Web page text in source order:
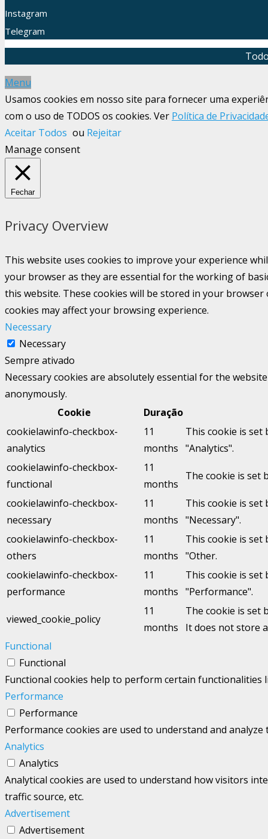
Instagram
Telegram
Menu
Usamos cookies em nosso site para fornecer uma
com o uso de TODOS os cookies. Ver Política de
Aceitar Todos ou Rejeitar
Manage consent
Fechar
Privacy Overview
This website uses cookies to improve your experience
your browser as they are essential for the working of
this website. These cookies will be stored in your
cookies may affect your browsing experience.
Necessary
Necessary
Sempre ativado
Necessary cookies are absolutely essential for the
anonymously.
Cookie
Duração
cookielawinfo-checkbox-
analytics
11
months
This cookie is set
"Analytics".
cookielawinfo-checkbox-
functional
11
months
The cookie is set
cookielawinfo-checkbox-
necessary
11
months
This cookie is set
"Necessary".
cookielawinfo-checkbox-
others
11
months
This cookie is set
"Other.
cookielawinfo-checkbox-
performance
11
months
This cookie is set
"Performance".
viewed_cookie_policy
11
months
The cookie is set
It does not store
Functional
Functional
Functional cookies help to perform certain
Performance
Performance
Performance cookies are used to understand and
Analytics
Analytics
Analytical cookies are used to understand how visitors
traffic source, etc.
Advertisement
Advertisement